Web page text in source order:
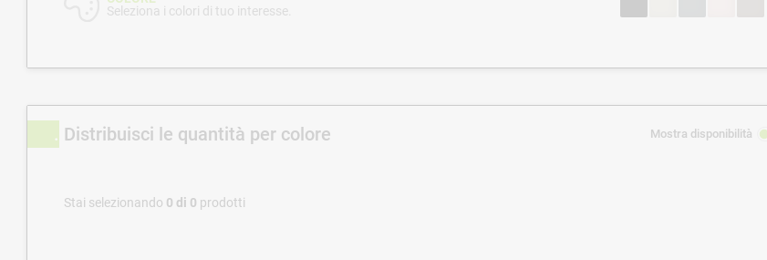
Seleziona i colori di tuo interesse.
Distribuisci le quantità per colore Mostra disponibilità
Stai selezionando 0 di 0 prodotti